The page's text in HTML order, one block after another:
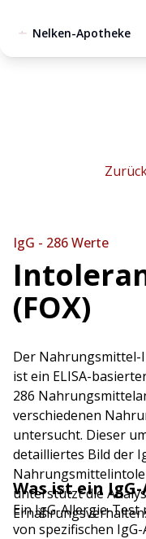
Nelken-Apotheke
IgG - 286 Werte
(FOX)
Der Nahrungsmittel-
ist ein ELISA-
286
verschiedenen
untersucht. Dieser
detailliertes Bild der
unterstützt die
Was ist ein
Ein IgG-Allergie-
von spezifischen